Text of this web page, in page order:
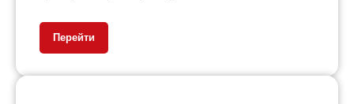
Перейти